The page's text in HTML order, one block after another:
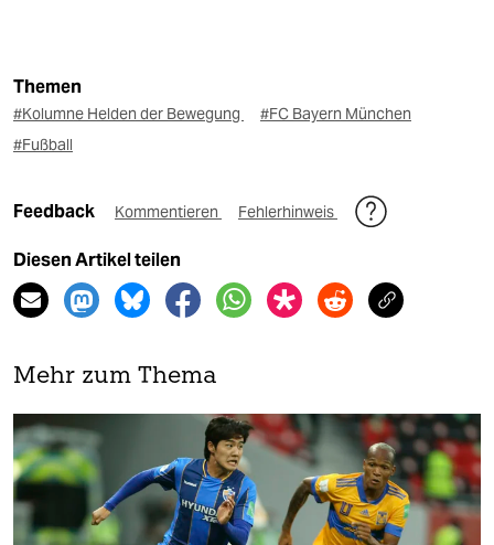
Themen
#Kolumne Helden der Bewegung
#FC Bayern München
#Fußball
Feedback Kommentieren Fehlerhinweis
Diesen Artikel teilen
Mehr zum Thema